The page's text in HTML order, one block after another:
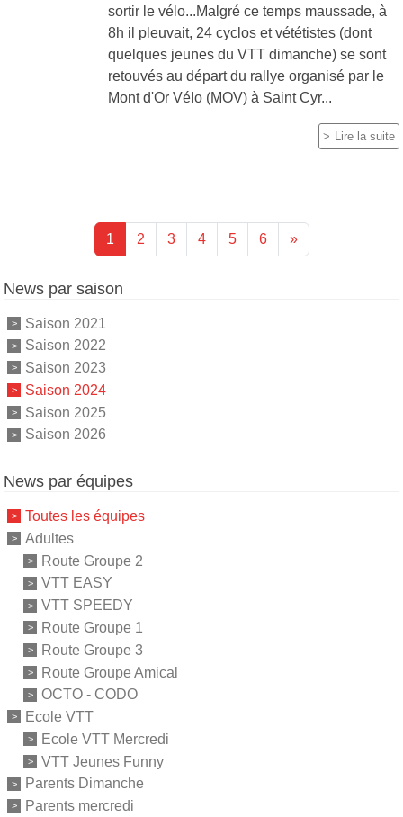
sortir le vélo...Malgré ce temps maussade, à
8h il pleuvait, 24 cyclos et vététistes (dont
quelques jeunes du VTT dimanche) se sont
retouvés au départ du rallye organisé par le
Mont d'Or Vélo (MOV) à Saint Cyr...
Lire la suite
1 2 3 4 5 6 »
News par saison
Saison 2021
Saison 2022
Saison 2023
Saison 2024
Saison 2025
Saison 2026
News par équipes
Toutes les équipes
Adultes
Route Groupe 2
VTT EASY
VTT SPEEDY
Route Groupe 1
Route Groupe 3
Route Groupe Amical
OCTO - CODO
Ecole VTT
Ecole VTT Mercredi
VTT Jeunes Funny
Parents Dimanche
Parents mercredi